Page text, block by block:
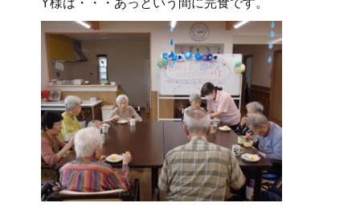
Y様は・・・あっという間に完食です。